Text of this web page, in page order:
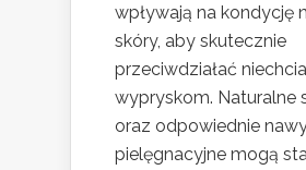
wpływają na kondycję
skóry, aby skutecznie
przeciwdziałać
wypryskom. Naturalne
oraz odpowiednie
pielęgnacyjne mogą